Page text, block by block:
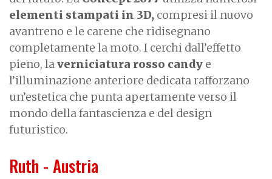
elementi stampati in 3D, compresi il nuovo
avantreno e le carene che ridisegnano
completamente la moto. I cerchi dall’effetto
pieno, laverniciatura rosso candy e
l’illuminazione anteriore dedicata rafforzano
un’estetica che punta apertamente verso il
mondo della fantascienza e del design
futuristico.
Ruth - Austria